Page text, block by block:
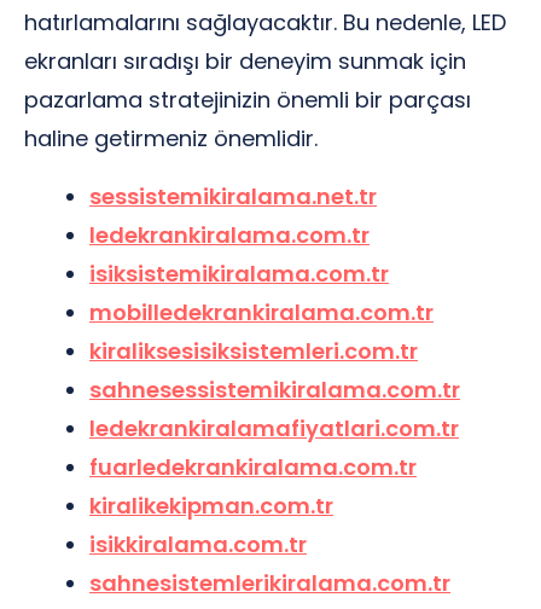
hatırlamalarını sağlayacaktır. Bu nedenle, LED
ekranları sıradışı bir deneyim sunmak için
pazarlama stratejinizin önemli bir parçası
haline getirmeniz önemlidir.
sessistemikiralama.net.tr
ledekrankiralama.com.tr
isiksistemikiralama.com.tr
mobilledekrankiralama.com.tr
kiraliksesisiksistemleri.com.tr
sahnesessistemikiralama.com.tr
ledekrankiralamafiyatlari.com.tr
fuarledekrankiralama.com.tr
kiralikekipman.com.tr
isikkiralama.com.tr
sahnesistemlerikiralama.com.tr